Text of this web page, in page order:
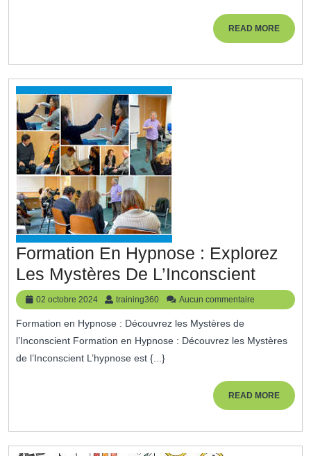
Être
À
Distance
READ MOREREAD
MORE
Formation En Hypnose : Explorez
Les Mystères De L’Inconscient
En
:
Les
02 octobre 2024
02
octobre
2024
training360 training360
Aucun commentaire
Formation en Hypnose : Découvrez les Mystères de
l’Inconscient Formation en Hypnose : Découvrez les Mystères
de l’Inconscient L’hypnose est {...}
READ MOREREAD
MORE